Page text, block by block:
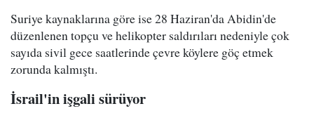
Suriye kaynaklarına göre ise 28 Haziran'da Abidin'de
düzenlenen topçu ve helikopter saldırıları nedeniyle çok
sayıda sivil gece saatlerinde çevre köylere göç etmek
zorunda kalmıştı.
İsrail'in işgali sürüyor